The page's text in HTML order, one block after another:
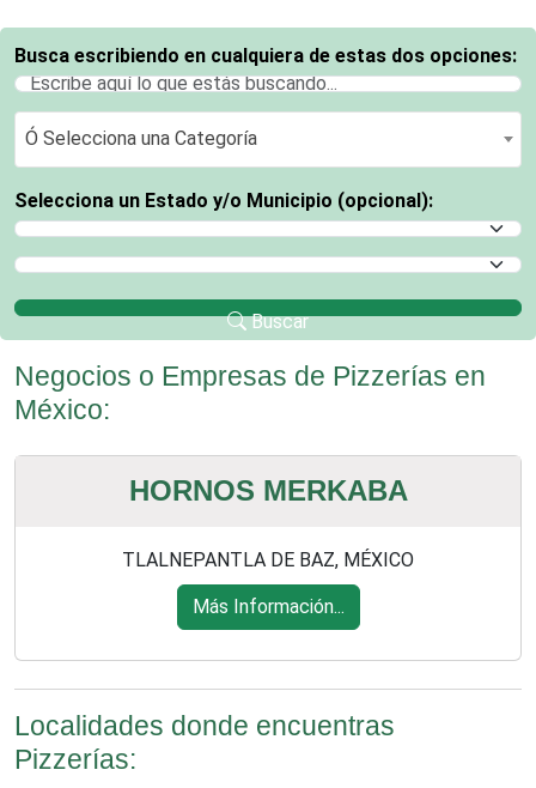
Busca escribiendo en cualquiera de estas dos opciones:
Ó Selecciona una Categoría
Ó Selecciona una Categoría
Selecciona un Estado y/o Municipio (opcional):
Selecciona un Estado
Selecciona un Municipio
Buscar
Negocios o Empresas de Pizzerías en
México:
HORNOS MERKABA
TLALNEPANTLA DE BAZ, MÉXICO
Más Información...
Localidades donde encuentras
Pizzerías: